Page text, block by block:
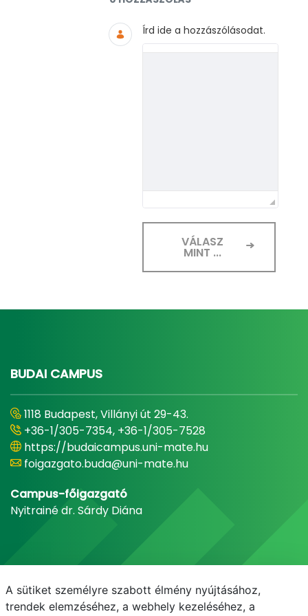
Írd ide a hozzászólásodat.
VÁLASZ
MINT ...
BUDAI CAMPUS
1118 Budapest, Villányi út 29-43.
+36-1/305-7354, +36-1/305-7528
https://budaicampus.uni-mate.hu
foigazgato.buda@uni-mate.hu
Campus-főigazgató
Nyitrainé dr. Sárdy Diána
A sütiket személyre szabott élmény nyújtásához,
trendek elemzéséhez, a webhely kezeléséhez, a